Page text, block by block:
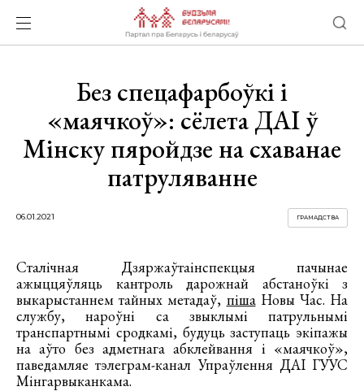
Без спецафарбоўкі і
«маячкоў»: сёлета ДАІ ў
Мінску пяройдзе на схаванае
патруляванне
06.01.2021 ГРАМАДСТВА
Сталічная Дзяржаўтаінспекцыя пачынае
ажыццяўляць кантроль дарожнай абстаноўкі з
выкарыстаннем тайных метадаў, пішаНовы Час. На
службу, нароўні са звыклымі патрульнымі
транспартнымі сродкамі, будуць заступаць экіпажы
на аўто без адметнага абклейвання і «маячкоў»,
паведамляе тэлеграм-канал Упраўлення ДАІ ГУУС
Мінгарвыканкама.